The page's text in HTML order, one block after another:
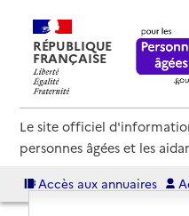
RÉPUBLIQUE
FRANÇAISE
Le site officiel
personnes âgées et les
Accès aux annuaires